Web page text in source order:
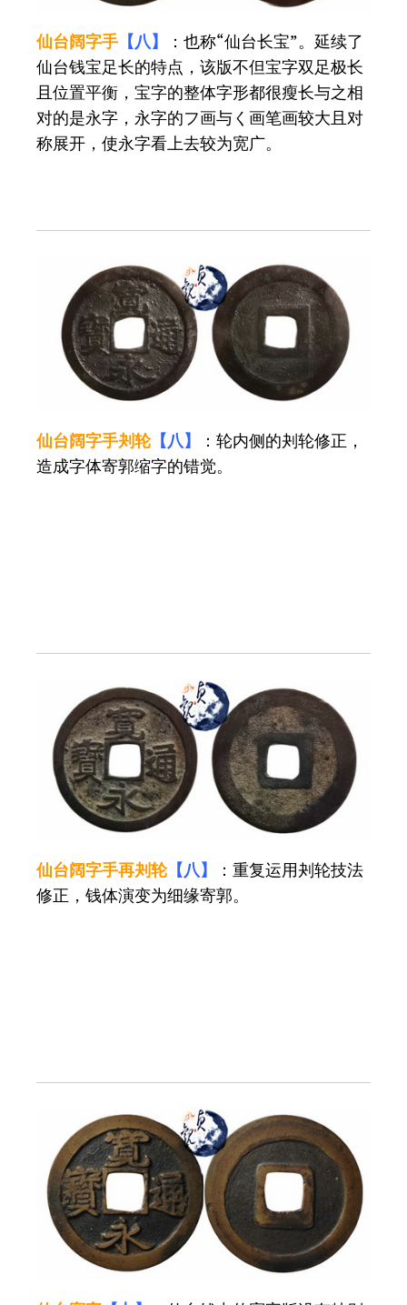
仙台阔字手 【八】
：也称“仙台长宝”。延续了
仙台钱宝足长的特点，该版不但宝字双足极长
且位置平衡，宝字的整体字形都很瘦长与之相
对的是永字，永字的フ画与く画笔画较大且对
称展开，使永字看上去较为宽广。
仙台阔字手刔轮【八】
：轮内侧的刔轮修正，
造成字体寄郭缩字的错觉。
仙台阔字手再刔轮【八】
：重复运用刔轮技法
修正，钱体演变为细缘寄郭。